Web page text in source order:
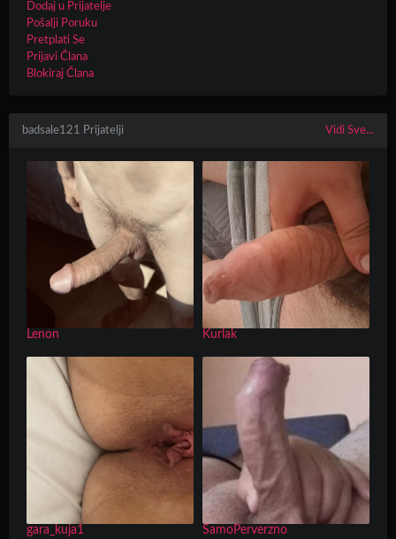
Dodaj u Prijatelje
Pošalji Poruku
Pretplati Se
Prijavi Člana
Blokiraj Člana
badsale121 Prijatelji Vidi Sve...
Lenon Kurlak
gara_kuja1 SamoPerverzno